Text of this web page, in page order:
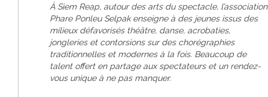
À Siem Reap, autour des arts du spectacle, l’association
Phare Ponleu Selpak enseigne à des jeunes issus des
milieux défavorisés théâtre, danse, acrobaties,
jongleries et contorsions sur des chorégraphies
traditionnelles et modernes à la fois. Beaucoup de
talent offert en partage aux spectateurs et un rendez-
vous unique à ne pas manquer.